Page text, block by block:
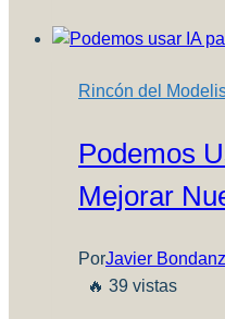
Rincón del
Podemos
Mejorar
PorJavier
🔥 39 vistas